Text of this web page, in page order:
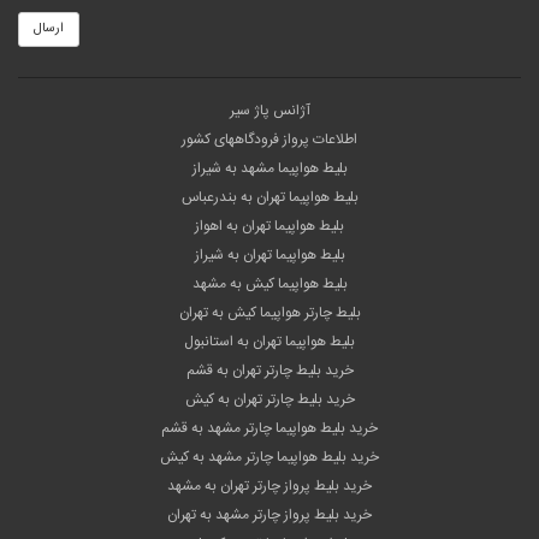
ارسال
آژانس پاژ سیر
اطلاعات پرواز فرودگاههای کشور
بلیط هواپیما مشهد به شیراز
بلیط هواپیما تهران به بندرعباس
بلیط هواپیما تهران به اهواز
بلیط هواپیما تهران به شیراز
بلیط هواپیما کیش به مشهد
بلیط چارتر هواپیما کیش به تهران
بلیط هواپیما تهران به استانبول
خرید بلیط چارتر تهران به قشم
خرید بلیط چارتر تهران به کیش
خرید بلیط هواپیما چارتر مشهد به قشم
خرید بلیط هواپیما چارتر مشهد به کیش
خرید بلیط پرواز چارتر تهران به مشهد
خرید بلیط پرواز چارتر مشهد به تهران